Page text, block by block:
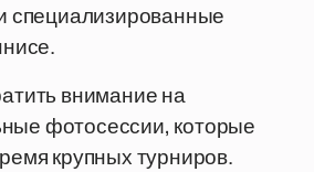
специализированные
внимание на
фотосессии, которые
крупных турниров.